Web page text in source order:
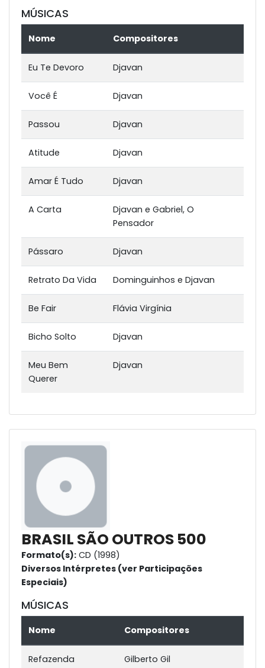
MÚSICAS
Nome Compositores
Eu Te Devoro Djavan
Você É Djavan
Passou Djavan
Atitude Djavan
Amar É Tudo Djavan
A Carta
Djavan e Gabriel, O
Pensador
Pássaro Djavan
Retrato Da Vida Dominguinhos e Djavan
Be Fair Flávia Virgínia
Bicho Solto Djavan
Meu Bem
Querer
Djavan
BRASIL SÃO OUTROS 500
Formato(s): CD (1998)
Diversos Intérpretes (ver Participações
Especiais)
MÚSICAS
Nome Compositores
Refazenda Gilberto Gil